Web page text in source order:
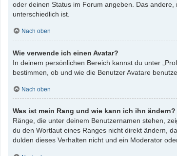
oder deinen Status im Forum angeben. Das
unterschiedlich ist.
Nach oben
Wie verwende ich einen Avatar?
In deinem persönlichen Bereich kannst du unter
bestimmen, ob und wie die Benutzer Avatare
Nach oben
Was ist mein Rang und wie kann ich ihn ändern?
Ränge, die unter deinem Benutzernamen stehen,
du den Wortlaut eines Ranges nicht direkt ändern,
dulden dieses Verhalten nicht und ein Moderator